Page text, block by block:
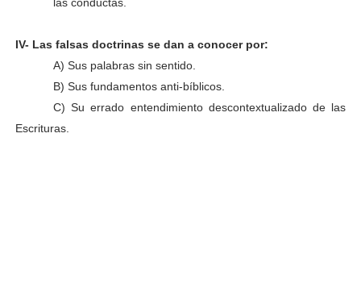
IV- Las falsas doctrinas se dan a conocer por:
A) Sus palabras sin sentido.
B) Sus fundamentos anti-bíblicos.
C) Su errado entendimiento descontextualizado de las
Escrituras.